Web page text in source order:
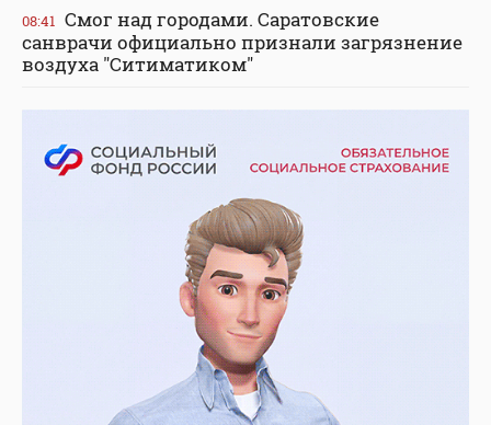
08:41 Смог над городами. Саратовские
санврачи официально признали загрязнение
воздуха "Ситиматиком"